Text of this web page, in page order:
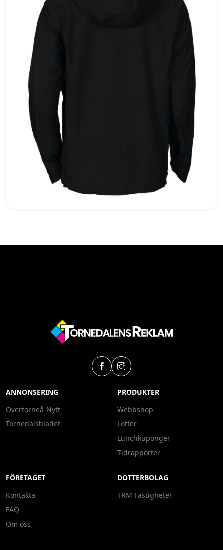
ANNONSERING
Övertorneå-Nytt
Tornedalsbladet
PRODUKTER
Webbshop
Lotter
Lunchkuponger
Tidrapporter
FÖRETAGET
Kontakta
FAQ
Om oss
DOTTERBOLAG
TRM Fastigheter